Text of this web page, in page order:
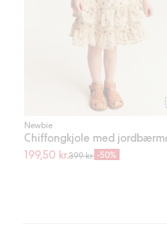
Newbie
199,50 kr.399 kr. -50%